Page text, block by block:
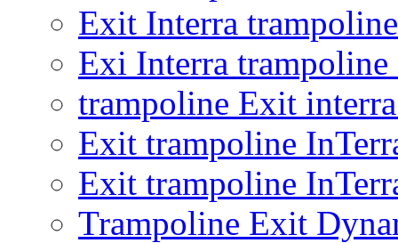
Exit Interra
Exi Interra
trampoline Exit
Exit trampoline
Exit trampoline
Trampoline Exit